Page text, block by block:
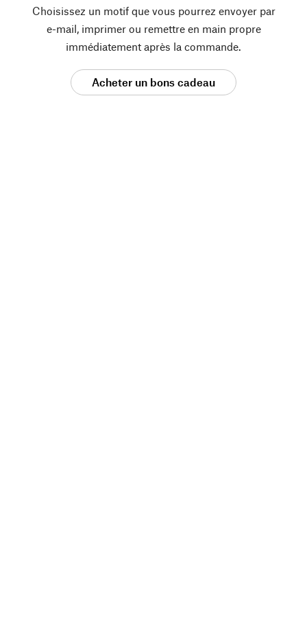
Choisissez un motif que vous pourrez envoyer par
e-mail, imprimer ou remettre en main propre
immédiatement après la commande.
Acheter un bons cadeau